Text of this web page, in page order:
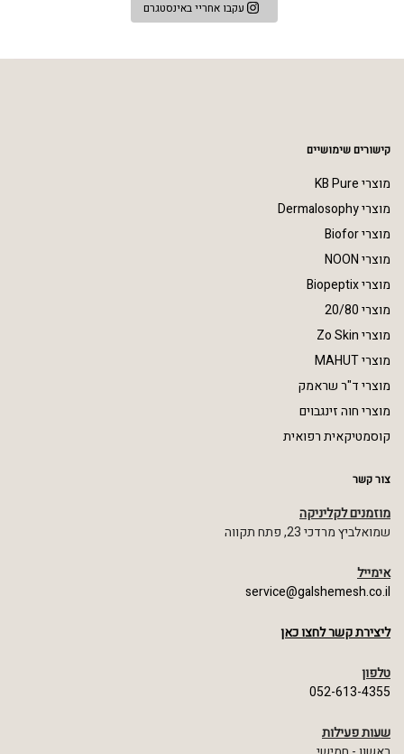
עקבו אחריי באינסטגרם
קישורים שימושיים
מוצרי KB Pure
מוצרי Dermalosophy
מוצרי Biofor
מוצרי NOON
מוצרי Biopeptix
מוצרי 20/80
מוצרי Zo Skin
מוצרי MAHUT
מוצרי ד"ר שראמק
מוצרי חוה זינגבוים
קוסמטיקאית רפואית
צור קשר
מוזמנים לקליניקה
שמואלביץ מרדכי 23, פתח תקווה
אימייל
service@galshemesh.co.il
ליצירת קשר לחצו כאן
טלפון
052-613-4355
שעות פעילות